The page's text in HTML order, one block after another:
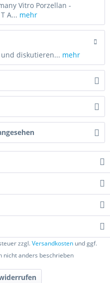
Vitro Porzellan -
A... mehr
diskutieren... mehr
zzgl.Versandkosten und ggf.
nicht anders beschrieben